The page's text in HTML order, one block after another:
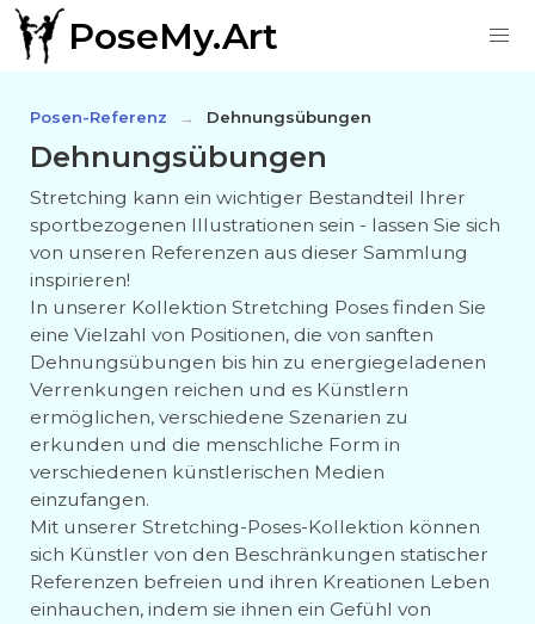
PoseMy.Art
Posen-Referenz Dehnungsübungen
Dehnungsübungen
Stretching kann ein wichtiger Bestandteil Ihrer
sportbezogenen Illustrationen sein - lassen Sie sich
von unseren Referenzen aus dieser Sammlung
inspirieren!
In unserer Kollektion Stretching Poses finden Sie
eine Vielzahl von Positionen, die von sanften
Dehnungsübungen bis hin zu energiegeladenen
Verrenkungen reichen und es Künstlern
ermöglichen, verschiedene Szenarien zu
erkunden und die menschliche Form in
verschiedenen künstlerischen Medien
einzufangen.
Mit unserer Stretching-Poses-Kollektion können
sich Künstler von den Beschränkungen statischer
Referenzen befreien und ihren Kreationen Leben
einhauchen, indem sie ihnen ein Gefühl von